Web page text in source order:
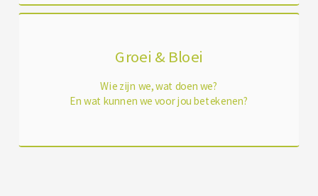
Groei & Bloei
Wie zijn we, wat doen we?
En wat kunnen we voor jou betekenen?